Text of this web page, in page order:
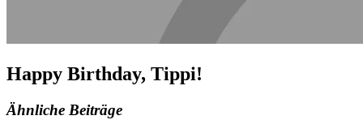
Happy Birthday, Tippi!
Ähnliche Beiträge